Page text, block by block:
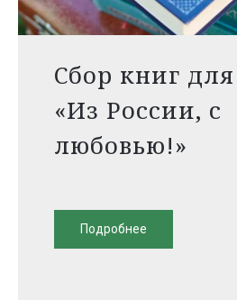
Сбор книг
«Из России, с
любовью!»
Подробнее